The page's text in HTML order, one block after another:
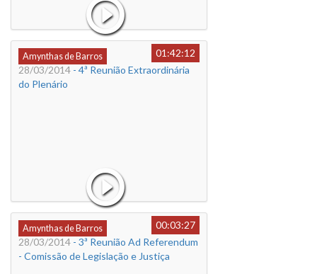
Amynthas de Barros
01:42:12
28/03/2014 - 4ª Reunião Extraordinária
do Plenário
Amynthas de Barros
00:03:27
28/03/2014 - 3ª Reunião Ad Referendum
- Comissão de Legislação e Justiça